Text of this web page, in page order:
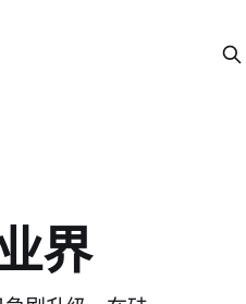
界